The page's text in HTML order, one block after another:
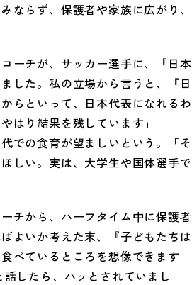
ならず、保護者や家族に広がり、
ーチが、サッカー選手に、『日本
した。私の立場から言うと、『日
らといって、日本代表になれるわ
はり結果を残しています」
での食育が望ましいという。「そ
しい。実は、大学生や国体選手で
チから、ハーフタイム中に保護者
よいか考えた末、『子どもたちは
べているところを想像できます
したら、ハッとされていまし